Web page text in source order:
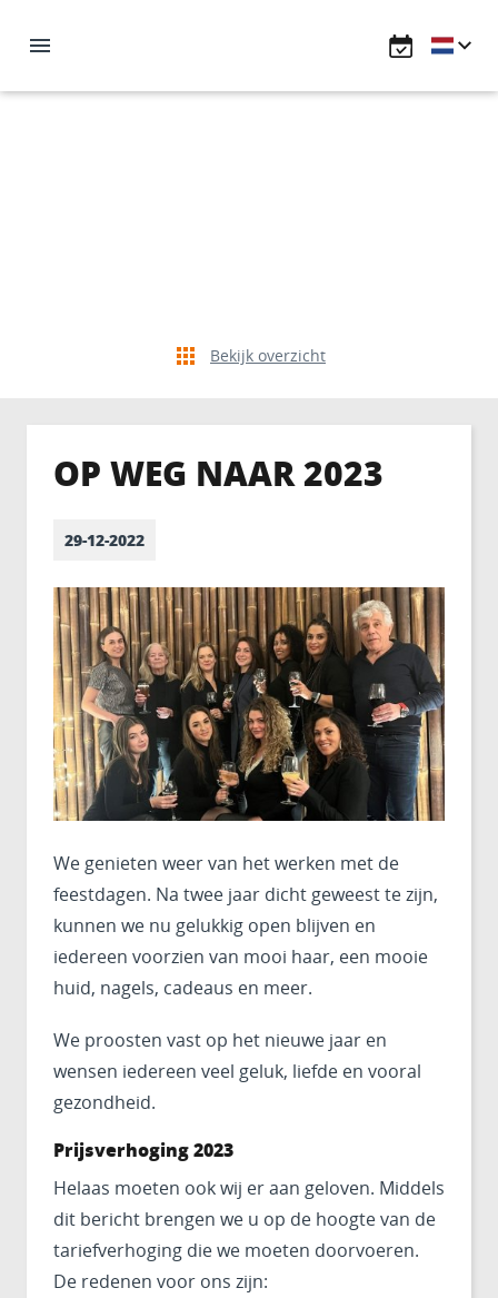
Bekijk overzicht
OP WEG NAAR 2023
29-12-2022
We genieten weer van het werken met de
feestdagen. Na twee jaar dicht geweest te zijn,
kunnen we nu gelukkig open blijven en
iedereen voorzien van mooi haar, een mooie
huid, nagels, cadeaus en meer.
We proosten vast op het nieuwe jaar en
wensen iedereen veel geluk, liefde en vooral
gezondheid.
Prijsverhoging 2023
Helaas moeten ook wij er aan geloven. Middels
dit bericht brengen we u op de hoogte van de
tariefverhoging die we moeten doorvoeren.
De redenen voor ons zijn: